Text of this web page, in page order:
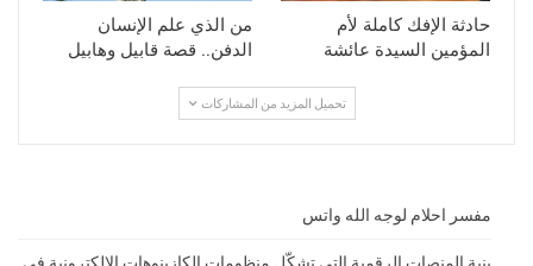
حادثة الإفك كاملة لأم
المؤمين السيدة عائشة
من الذي علم الإنسان
الدفن.. قصة قابيل وهابيل
تحميل المزيد من المشاركات
مفسر احلام لوجه الله واتس
بنية المنصات الرقمية التي تشكّل منظومات الكازينوهات الإلكترونية في